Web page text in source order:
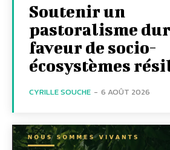
Soutenir un
pastoralisme
faveur de socio-
écosystèmes
CYRILLE SOUCHE - 6 AOÛT 2026